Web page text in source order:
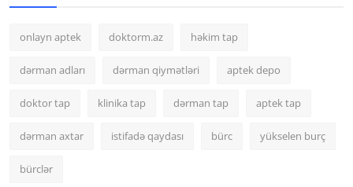
onlayn aptek doktorm.az həkim tap
dərman adları dərman qiymətləri aptek depo
doktor tap klinika tap dərman tap aptek tap
dərman axtar istifadə qaydası bürc yükselen burç
bürclər